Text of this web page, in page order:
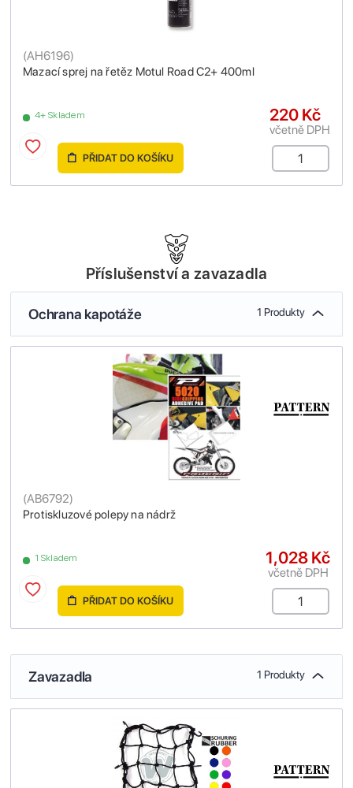
Mazací sprej na řetěz Motul Road C2+ 400ml
(AH6196)
4+ Skladem 220 Kč
včetně DPH
PŘIDAT DO KOŠÍKU
Příslušenství a zavazadla
Ochrana kapotáže 1 Produkty
Protiskluzové polepy na nádrž
(AB6792)
1 Skladem 1,028 Kč
včetně DPH
PŘIDAT DO KOŠÍKU
Zavazadla 1 Produkty